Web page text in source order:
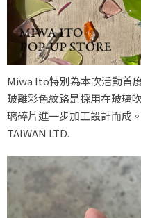
Miwa Ito特別為本次活動首
玻離彩色紋路是採用在玻璃
璃碎片進一步加工設計而成
TAIWAN LTD.